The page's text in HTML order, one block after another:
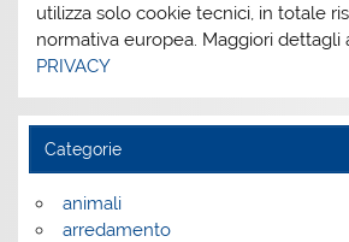
utilizza solo cookie tecnici, in totale
normativa europea. Maggiori dettagli
PRIVACY
Categorie
animali
arredamento